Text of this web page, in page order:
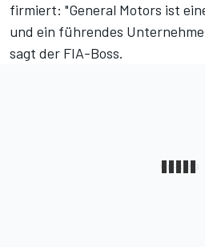
firmiert: "General Motors ist
und ein führendes
sagt der FIA-Boss.